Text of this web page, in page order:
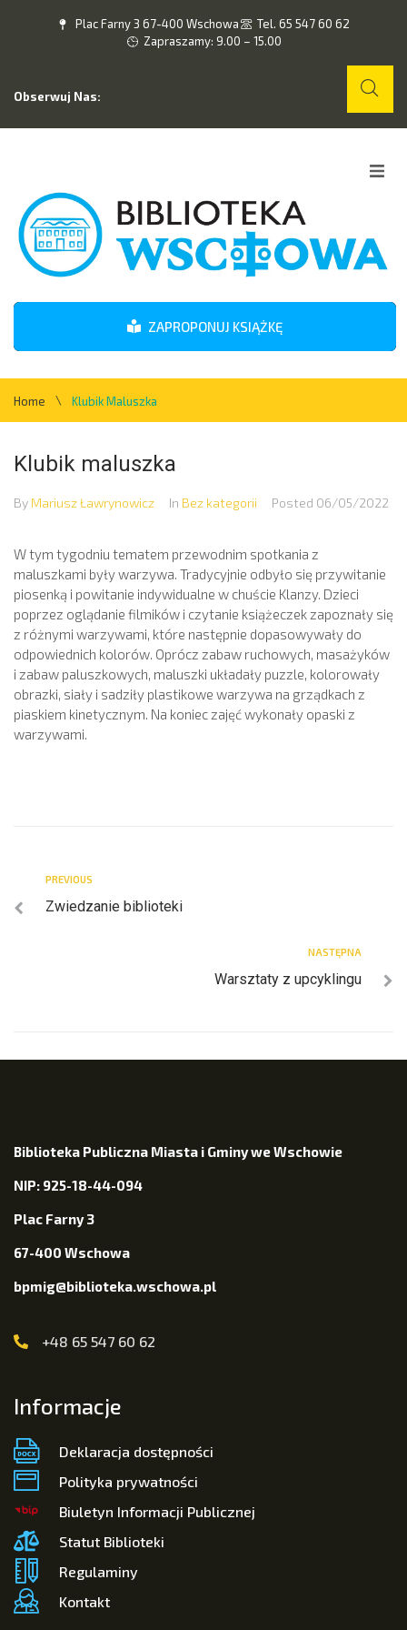
Plac Farny 3 67-400 Wschowa
Tel. 65 547 60 62
Zapraszamy: 9.00 – 15.00
Obserwuj Nas:
O nas
Wydarzenia
Kontakt
ZAPROPONUJ KSIĄŻKĘ
Home \ Klubik Maluszka
Klubik maluszka
By Mariusz Ławrynowicz In Bez kategorii Posted 06/05/2022
W tym tygodniu tematem przewodnim spotkania z
maluszkami były warzywa. Tradycyjnie odbyło się przywitanie
piosenką i powitanie indywidualne w chuście Klanzy. Dzieci
poprzez oglądanie filmików i czytanie książeczek zapoznały się
z różnymi warzywami, które następnie dopasowywały do
odpowiednich kolorów. Oprócz zabaw ruchowych, masażyków
i zabaw paluszkowych, maluszki układały puzzle, kolorowały
obrazki, siały i sadziły plastikowe warzywa na grządkach z
piaskiem kinetycznym. Na koniec zajęć wykonały opaski z
warzywami.
PREVIOUS
Zwiedzanie biblioteki
NASTĘPNA
Warsztaty z upcyklingu
Biblioteka Publiczna Miasta i Gminy we Wschowie
NIP: 925-18-44-094
Plac Farny 3
67-400 Wschowa
bpmig@biblioteka.wschowa.pl
+48 65 547 60 62
Informacje
Deklaracja dostępności
Polityka prywatności
Biuletyn Informacji Publicznej
Statut Biblioteki
Regulaminy
Kontakt